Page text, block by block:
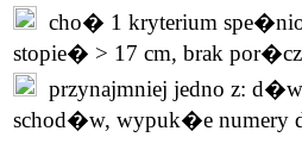
cho� 1 kryterium
stopie� > 17 cm, brak
przynajmniej jedno z:
schod�w, wypuk�e numery